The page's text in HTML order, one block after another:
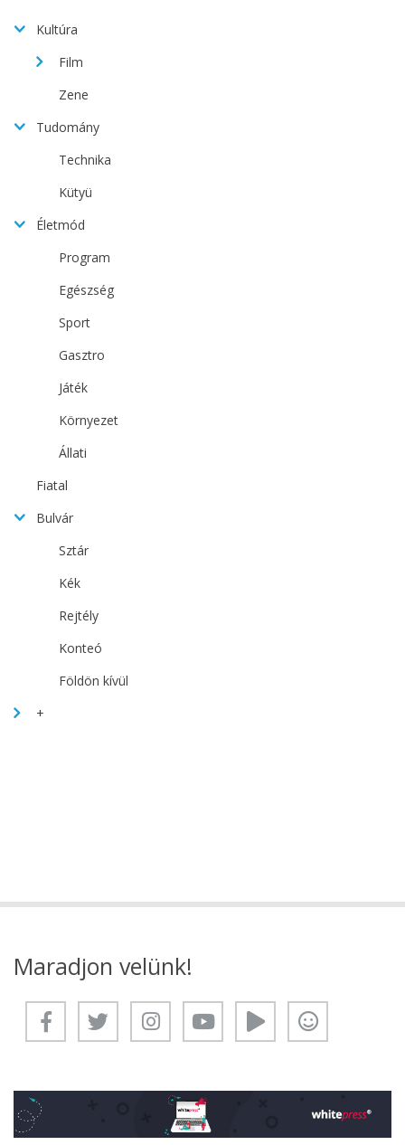
Kultúra
Film
Zene
Tudomány
Technika
Kütyü
Életmód
Program
Egészség
Sport
Gasztro
Játék
Környezet
Állati
Fiatal
Bulvár
Sztár
Kék
Rejtély
Konteó
Földön kívül
+
Maradjon velünk!